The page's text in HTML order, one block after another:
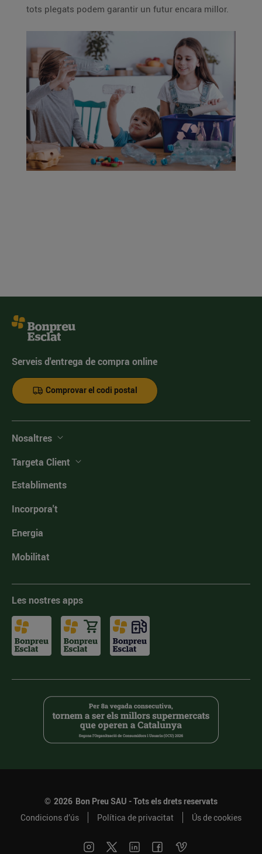
tots plegats podem garantir un futur encara millor.
Serveis d'entrega de compra online
Comprovar el codi postal
Nosaltres
Targeta Client
Establiments
Incorpora't
Energia
Mobilitat
Les nostres apps
© 2026 Bon Preu SAU - Tots els drets reservats
Condicions d’ús
Política de privacitat Ús de cookies